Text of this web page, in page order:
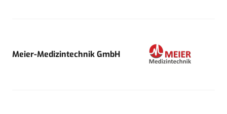
Meier-Medizintechnik GmbH